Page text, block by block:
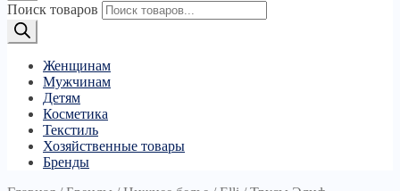
Поиск товаров
Женщинам
Мужчинам
Детям
Косметика
Текстиль
Хозяйственные товары
Бренды